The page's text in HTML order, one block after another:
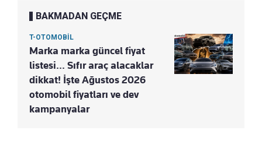
BAKMADAN GEÇME
T-OTOMOBİL
Marka marka güncel fiyat
listesi... Sıfır araç alacaklar
dikkat! İşte Ağustos 2026
otomobil fiyatları ve dev
kampanyalar